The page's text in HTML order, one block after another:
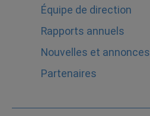
Équipe de direction
Rapports annuels
Nouvelles et annonces
Partenaires